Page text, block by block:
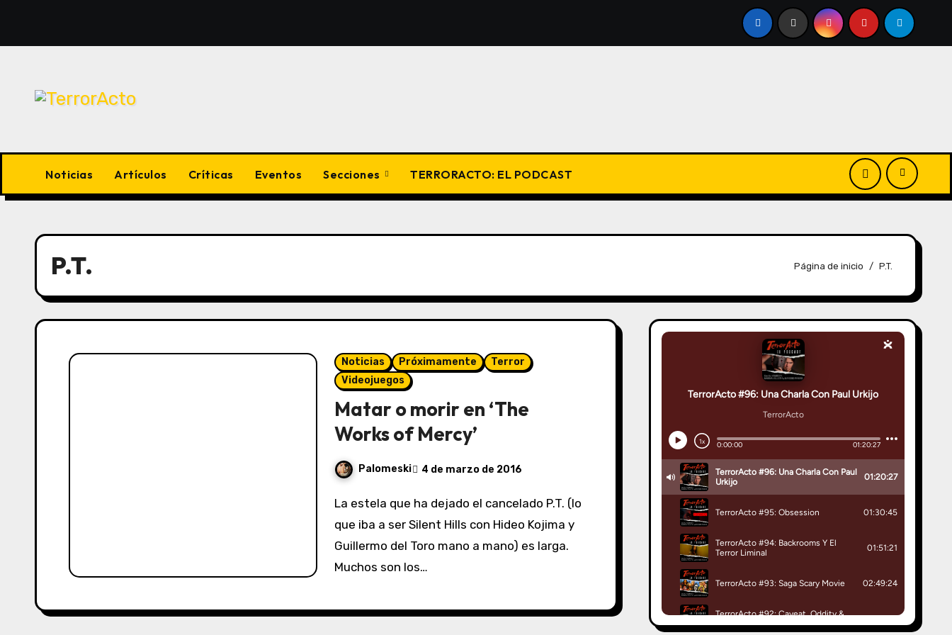
contenido
Noticias Artículos Críticas Eventos Secciones TERRORACTO: EL PODCAST
P.T. Página de inicio P.T.
Noticias Próximamente
Terror
Videojuegos
Matar o morir en ‘The
Works of Mercy’
Palomeski 4 de marzo de 2016
La estela que ha dejado el cancelado P.T. (lo
que iba a ser Silent Hills con Hideo Kojima y
Guillermo del Toro mano a mano) es larga.
Muchos son los…